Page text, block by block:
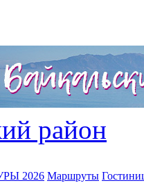
район
2026 Маршруты